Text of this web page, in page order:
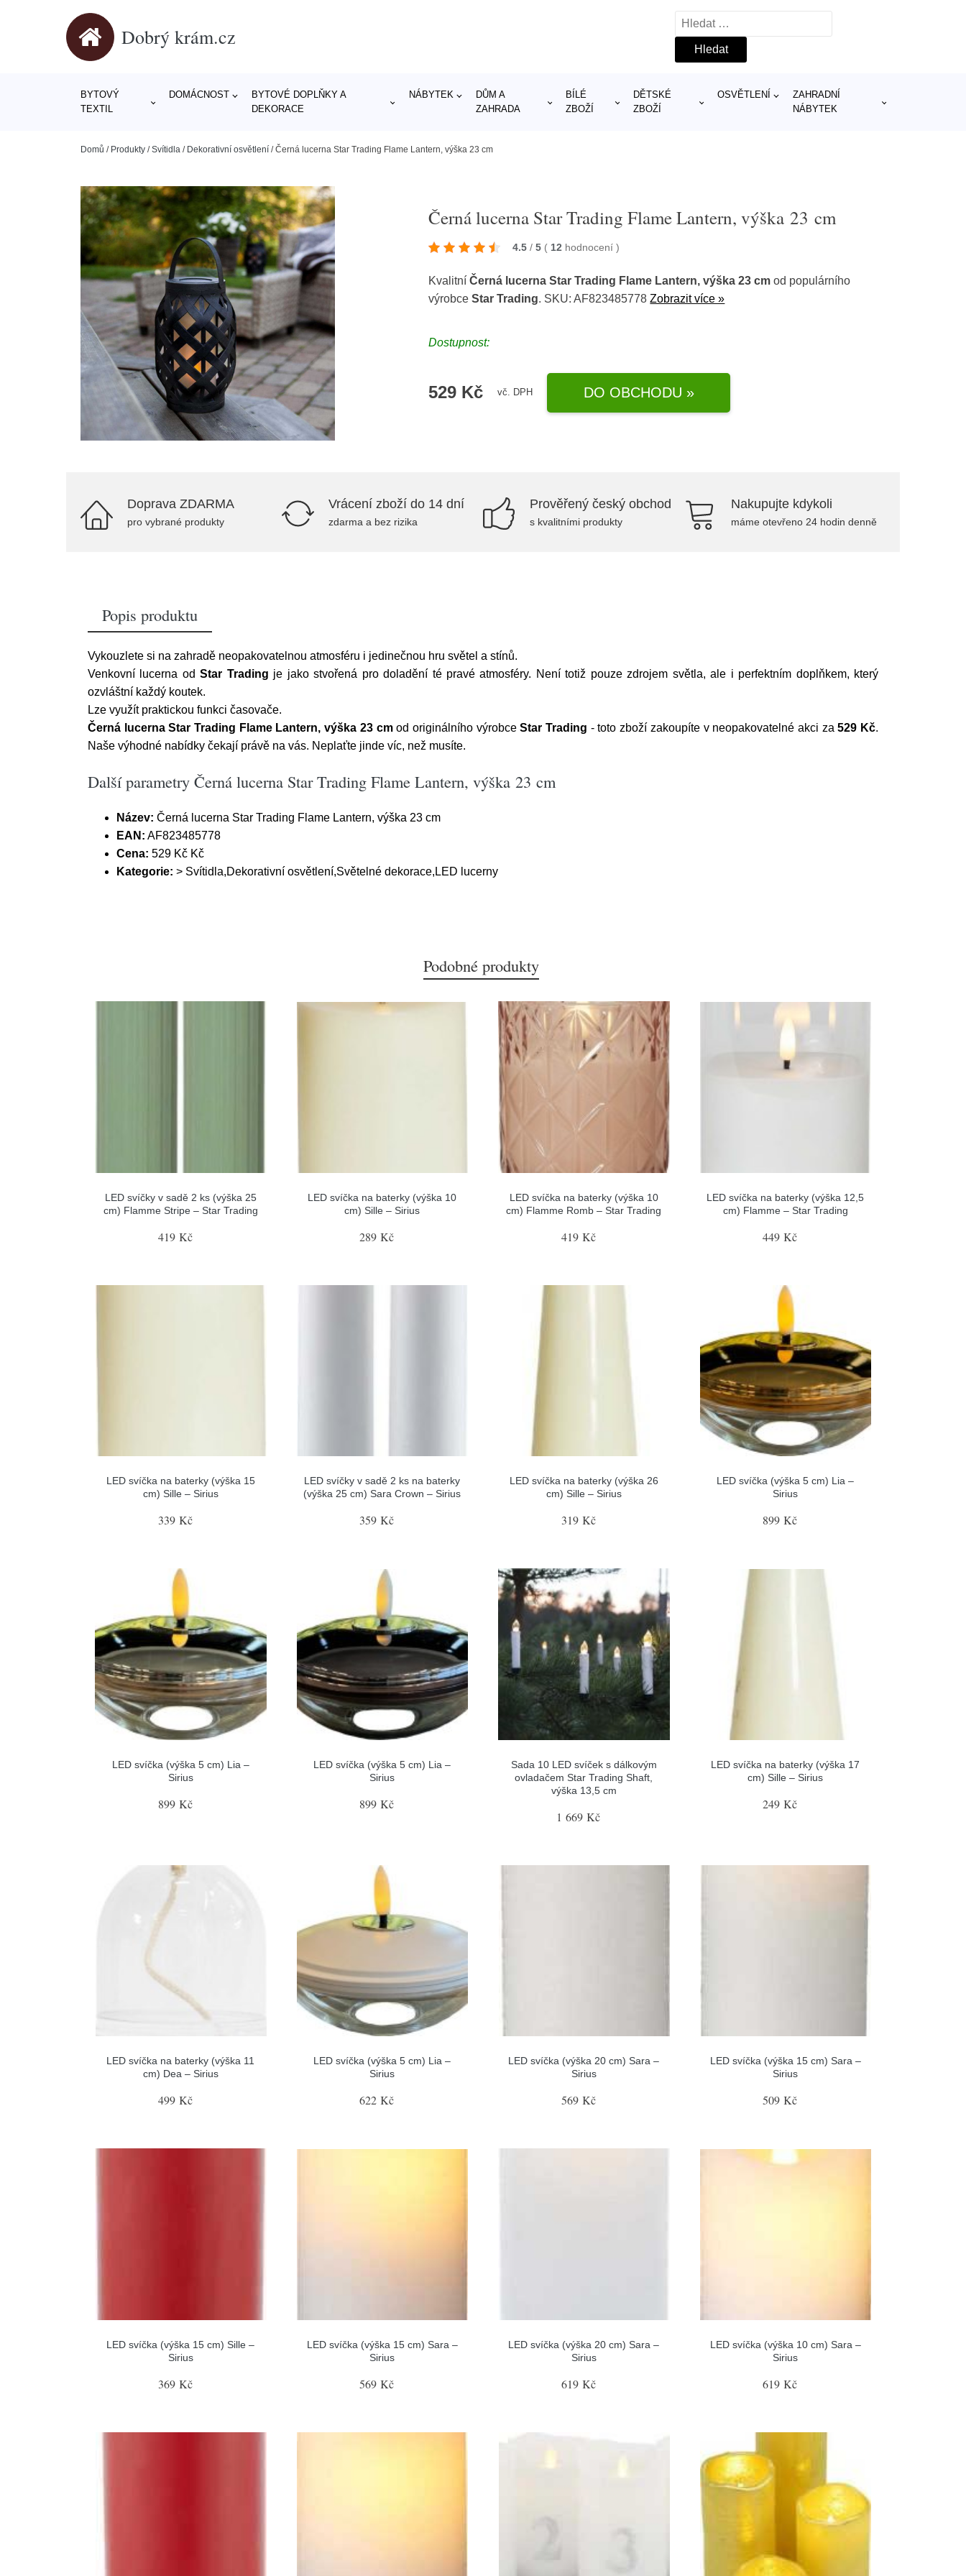
Dobrý krám.cz
Vyhledávání
BYTOVÝ
TEXTIL
DOMÁCNOST
BYTOVÉ DOPLŇKY A
DEKORACE
NÁBYTEK
DŮM A
ZAHRADA
BÍLÉ
ZBOŽÍ
DĚTSKÉ
ZBOŽÍ
OSVĚTLENÍ
ZAHRADNÍ
NÁBYTEK
Domů / Produkty /Svítidla / Dekorativní osvětlení /Černá lucerna Star Trading Flame Lantern, výška 23 cm
Černá lucerna Star Trading Flame Lantern, výška 23 cm
4.5 / 5 ( 12 hodnocení)
KvalitníČerná lucerna Star Trading Flame Lantern, výška 23 cm od populárního
výrobceStar Trading. SKU: AF823485778Zobrazit více »
Dostupnost:
529 Kč vč. DPH DO OBCHODU »
Doprava ZDARMA
pro vybrané produkty
Vrácení zboží do 14 dní
zdarma a bez rizika
Prověřený český obchod
s kvalitními produkty
Nakupujte kdykoli
máme otevřeno 24 hodin denně
Popis produktu
Vykouzlete si na zahradě neopakovatelnou atmosféru i jedinečnou hru světel a stínů.
Venkovní lucerna odStar Trading je jako stvořená pro doladění té pravé atmosféry. Není totiž pouze zdrojem světla, ale i perfektním doplňkem, který
ozvláštní každý koutek.
Lze využít praktickou funkci časovače.
Černá lucerna Star Trading Flame Lantern, výška 23 cmod originálního výrobceStar Trading - toto zboží zakoupíte v neopakovatelné akci za529 Kč.
Naše výhodné nabídky čekají právě na vás. Neplaťte jinde víc, než musíte.
Další parametry Černá lucerna Star Trading Flame Lantern, výška 23 cm
Název: Černá lucerna Star Trading Flame Lantern, výška 23 cm
EAN: AF823485778
Cena: 529 Kč Kč
Kategorie: > Svítidla,Dekorativní osvětlení,Světelné dekorace,LED lucerny
Podobné produkty
LED svíčky v sadě 2 ks (výška 25
cm) Flamme Stripe – Star Trading
419 Kč
LED svíčka na baterky (výška 10
cm) Sille – Sirius
289 Kč
LED svíčka na baterky (výška 10
cm) Flamme Romb – Star Trading
419 Kč
LED svíčka na baterky (výška 12,5
cm) Flamme – Star Trading
449 Kč
LED svíčka na baterky (výška 15
cm) Sille – Sirius
339 Kč
LED svíčky v sadě 2 ks na baterky
(výška 25 cm) Sara Crown – Sirius
359 Kč
LED svíčka na baterky (výška 26
cm) Sille – Sirius
319 Kč
LED svíčka (výška 5 cm) Lia –
Sirius
899 Kč
LED svíčka (výška 5 cm) Lia –
Sirius
899 Kč
LED svíčka (výška 5 cm) Lia –
Sirius
899 Kč
Sada 10 LED svíček s dálkovým
ovladačem Star Trading Shaft,
výška 13,5 cm
1 669 Kč
LED svíčka na baterky (výška 17
cm) Sille – Sirius
249 Kč
LED svíčka na baterky (výška 11
cm) Dea – Sirius
499 Kč
LED svíčka (výška 5 cm) Lia –
Sirius
622 Kč
LED svíčka (výška 20 cm) Sara –
Sirius
569 Kč
LED svíčka (výška 15 cm) Sara –
Sirius
509 Kč
LED svíčka (výška 15 cm) Sille –
Sirius
369 Kč
LED svíčka (výška 15 cm) Sara –
Sirius
569 Kč
LED svíčka (výška 20 cm) Sara –
Sirius
619 Kč
LED svíčka (výška 10 cm) Sara –
Sirius
619 Kč